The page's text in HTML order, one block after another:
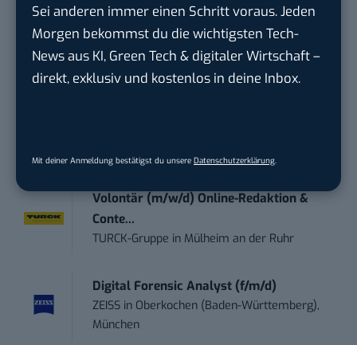
Sei anderen immer einen Schritt voraus. Jeden
Morgen bekommst du die wichtigsten Tech-
News aus KI, Green Tech & digitaler Wirtschaft –
direkt, exklusiv und kostenlos in deine Inbox.
Mit deiner Anmeldung bestätigst du unsere Datenschutzerklärung
Anforderungs- und Projektmanager
trendtours Holding GmbHin Eschborn
Volontär (m/w/d) Online-Redaktion &
Conte...
TURCK-Gruppe in Mülheim an der Ruhr
Digital Forensic Analyst (f/m/d)
ZEISS in Oberkochen (Baden-Württemberg),
München